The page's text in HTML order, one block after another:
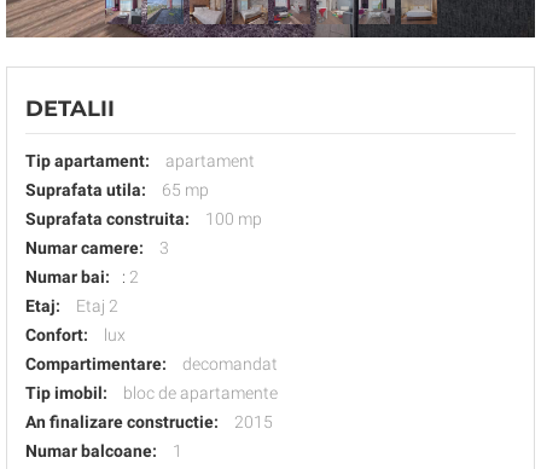
DETALII
Tip apartament:
apartament
Suprafata utila:
65 mp
Suprafata construita:
100 mp
Numar camere:
3
Numar bai:
: 2
Etaj:
Etaj 2
Confort:
lux
Compartimentare:
decomandat
Tip imobil:
bloc de apartamente
An finalizare constructie:
2015
Numar balcoane:
1